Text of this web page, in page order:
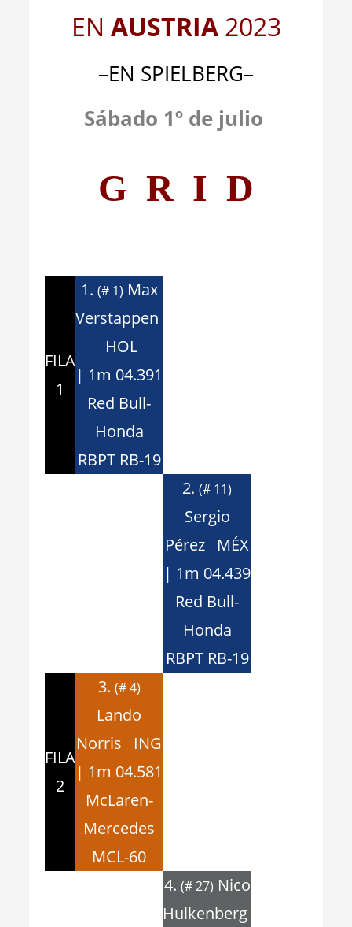
EN AUSTRIA2023
–EN SPIELBERG–
Sábado 1º de julio
G R I D
FILA
1
1. (# 1) Max
Verstappen
HOL
| 1m 04.391
Red Bull-
Honda
RBPT RB-19
2.(# 11)
Sergio
Pérez MÉX
| 1m 04.439
Red Bull-
Honda
RBPT RB-19
FILA
2
3. (# 4)
Lando
Norris ING
| 1m 04.581
McLaren-
Mercedes
MCL-60
4. (# 27) Nico
Hulkenberg